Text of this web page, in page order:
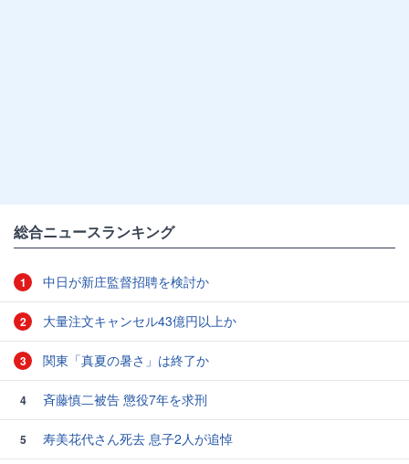
総合ニュースランキング
1 中日が新庄監督招聘を検討か
2 大量注文キャンセル43億円以上か
3 関東「真夏の暑さ」は終了か
4 斉藤慎二被告 懲役7年を求刑
5
寿美花代さん死去 息子2人が追悼